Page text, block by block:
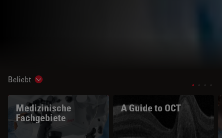
Beliebt Show subnavigation
Medizinische
Fachgebiete
A Guide to OCT